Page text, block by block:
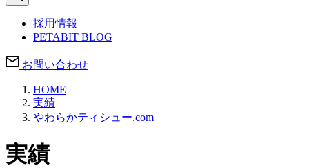
採用情報
PETABIT BLOG
お問い合わせ
HOME
実績
やわらかティシュー.com
実績